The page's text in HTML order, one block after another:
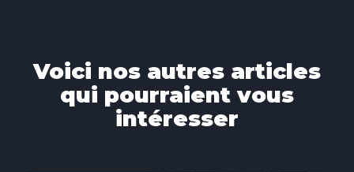
Voici nos autres articles
qui pourraient vous
intéresser